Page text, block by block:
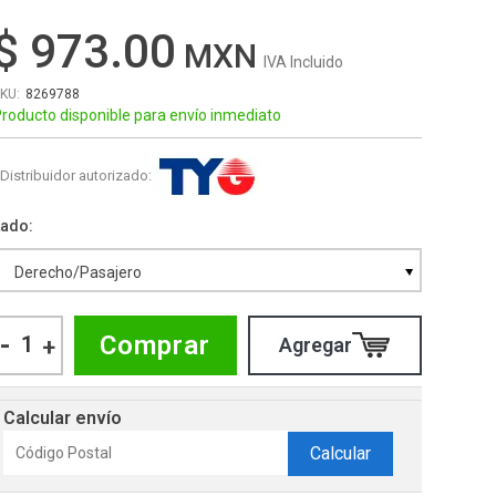
973.00 IVA Incluido
8269788
disponible para envío inmediato
Distribuidor autorizado:
Derecho/Pasajero
- + Comprar
Calcular envío
Calcular